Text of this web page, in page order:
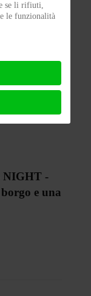
NIGHT -
e una
se li rifiuti,
le funzionalità